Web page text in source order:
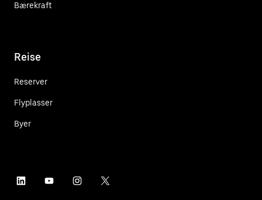
Bærekraft
Reise
Reserver
Flyplasser
Byer